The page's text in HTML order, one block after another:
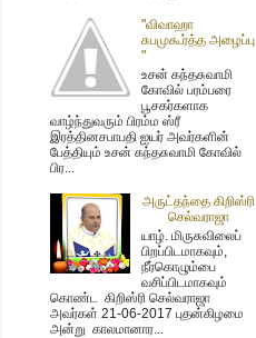
"விவாஹா
சுபமுகூர்த்த அழைப்பு
"
உசன் கந்தசுவாமி
கோவில் பரம்பரை
பூசகர்களாக
வாழ்ந்துவரும் பிரம்ம ஸ்ரீ
இரத்தினசபாபதி ஐயர் அவர்களின்
பேத்தியும் உசன் கந்தசுவாமி கோவில்
பிர...
அருட்தந்தை கிறிஸ்ரி
செல்வராஜா
யாழ். மிருசுவிலைப்
பிறப்பிடமாகவும்,
நீர்கொழும்பை
வசிப்பிடமாகவும்
கொண்ட கிறிஸ்ரி செல்வராஜா
அவர்கள் 21-06-2017 புதன்கிழமை
அன்று காலமானார...